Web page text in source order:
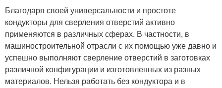
Благодаря своей универсальности и простоте
кондукторы для сверления отверстий активно
применяются в различных сферах. В частности, в
машиностроительной отрасли с их помощью уже давно и
успешно выполняют сверление отверстий в заготовках
различной конфигурации и изготовленных из разных
материалов. Нельзя работать без кондуктора и в